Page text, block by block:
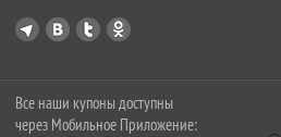
Все наши купоны доступны
через Мобильное Приложение: